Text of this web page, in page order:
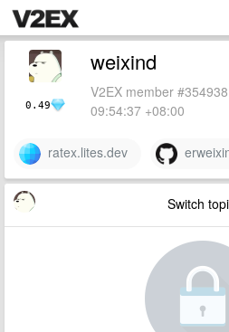
0.49
weixind
V2EX member
09:54:37 +08:00
ratex.lites.dev
Switch